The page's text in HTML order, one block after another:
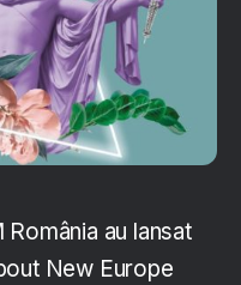
au lansat
New Europe